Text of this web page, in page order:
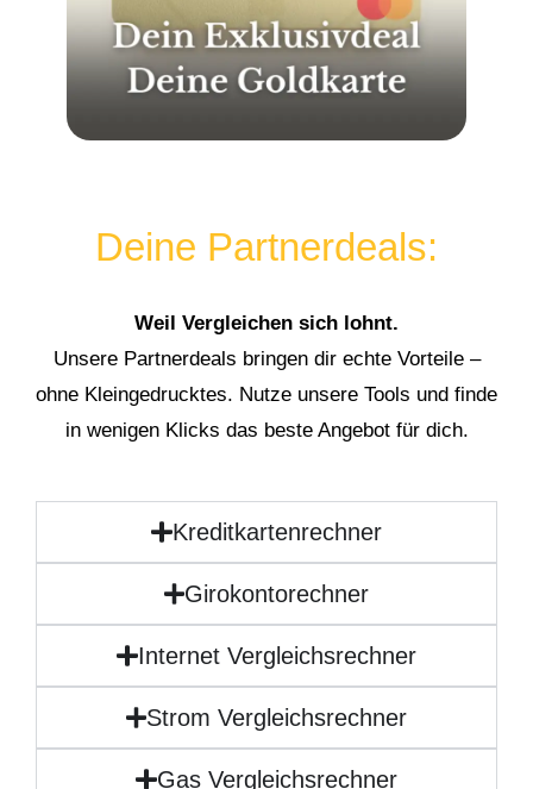
Deine Partnerdeals:
Weil Vergleichen sich lohnt.
Unsere Partnerdeals bringen dir echte Vorteile –
ohne Kleingedrucktes. Nutze unsere Tools und finde
in wenigen Klicks das beste Angebot für dich.
Kreditkartenrechner
Girokontorechner
Internet Vergleichsrechner
Strom Vergleichsrechner
Gas Vergleichsrechner